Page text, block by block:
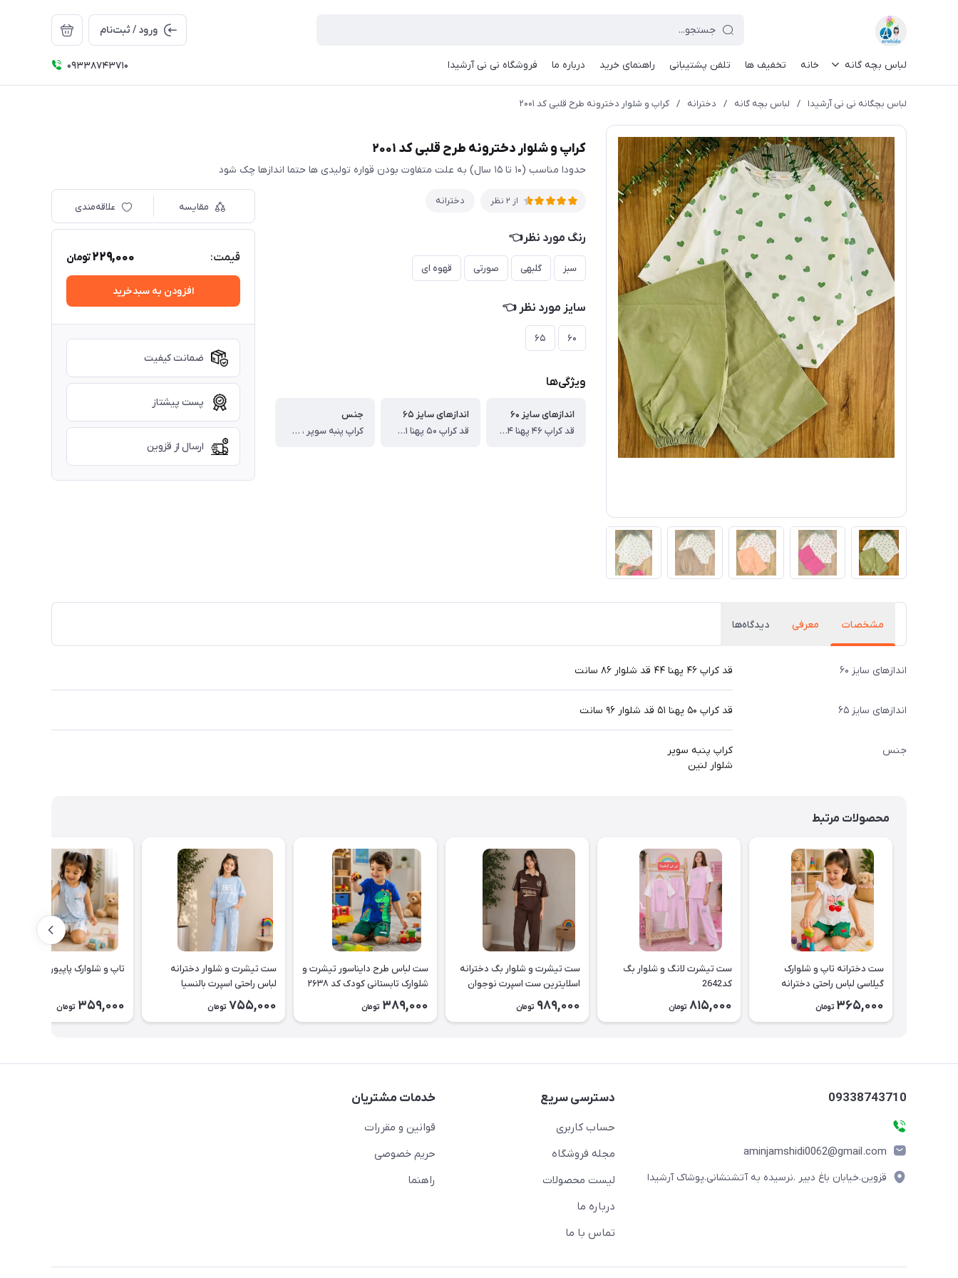
ورود / ثبت‌نام
لباس بچه گانه خانه تخفیف ها تلفن پشتیبانی راهنمای خرید درباره ما فروشگاه نی نی آرشیدا 09338743710
لباس بچگانه نی نی آرشیدا / لباس بچه گانه / دخترانه / کراپ و شلوار دخترونه طرح قلبی کد ۲۰۰۱
کراپ و شلوار دخترونه طرح قلبی کد ۲۰۰۱
حدودا مناسب (۱۰ تا ۱۵ سال) به علت متفاوت بودن قواره تولیدی ها حتما اندازها چک شود
از 2 نظر دخترانه
رنگ مورد نظر👈
سبز گلبهی صورتی قهوه ای
سایز مورد نظر 👈
۶۰ ۶۵
ویژگی‌ها
اندازهای سایز ۶۰
قد کراپ ۴۶ پهنا ۴۴ قد شلوار ۸۶ سانت
اندازهای سایز ۶۵
قد کراپ ۵۰ پهنا ۵۱ قد شلوار ۹۶ سانت
جنس
کراپ پنبه سوپر ، شلوار لنین
مقایسه علاقه‌مندی
قیمت: 229,000تومان
افزودن به سبدخرید
ضمانت کیفیت
پست پیشتاز
ارسال از قزوین
مشخصات معرفی دیدگاه‌ها
اندازهای سایز ۶۰ قد کراپ ۴۶ پهنا ۴۴ قد شلوار ۸۶ سانت
اندازهای سایز ۶۵ قد کراپ ۵۰ پهنا ۵۱ قد شلوار ۹۶ سانت
جنس
کراپ پنبه سوپر
شلوار لنین
محصولات مرتبط
ست دخترانه تاپ و شلوارک
گیلاسی لباس راحتی دخترانه
365,000 تومان
ست تیشرت لانگ و شلوار بگ
کد2642
815,000 تومان
ست تیشرت و شلوار بگ دخترانه
اسلایترین ست اسپرت نوجوان
989,000 تومان
ست لباس طرح دایناسور تیشرت و
شلوارک تابستانی کودک کد ۲۶۳۸
389,000 تومان
ست تیشرت و شلوار دخترانه
لباس راحتی اسپرت بالنسیا
دخترانه۲۶۳۷
755,000 تومان
تاپ و شلوارک پاپیون کد ۲۶۳۵
359,000 تومان
09338743710
aminjamshidi0062@gmail.com
قزوین.خیابان باغ دبیر .نرسیده به آتشنشانی.پوشاک آرشیدا
دسترسی سریع
حساب کاربری
مجله فروشگاه
لیست محصولات
درباره ما
تماس با ما
خدمات مشتریان
قوانین و مقررات
حریم خصوصی
راهنما